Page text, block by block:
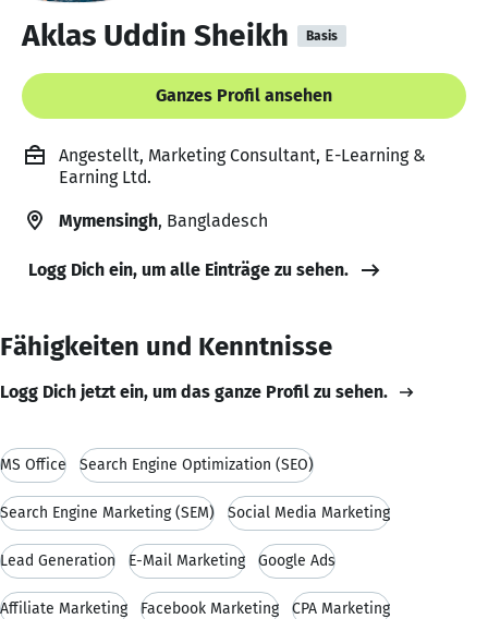
Aklas Uddin Sheikh Basis
Ganzes Profil ansehen
Angestellt, Marketing Consultant, E-Learning &
Earning Ltd.
Mymensingh, Bangladesch
Logg Dich ein, um alle Einträge zu sehen.
Fähigkeiten und Kenntnisse
Logg Dich jetzt ein, um das ganze Profil zu sehen.
MS Office Search Engine Optimization (SEO)
Search Engine Marketing (SEM) Social Media Marketing
Lead Generation E-Mail Marketing Google Ads
Affiliate Marketing Facebook Marketing CPA Marketing